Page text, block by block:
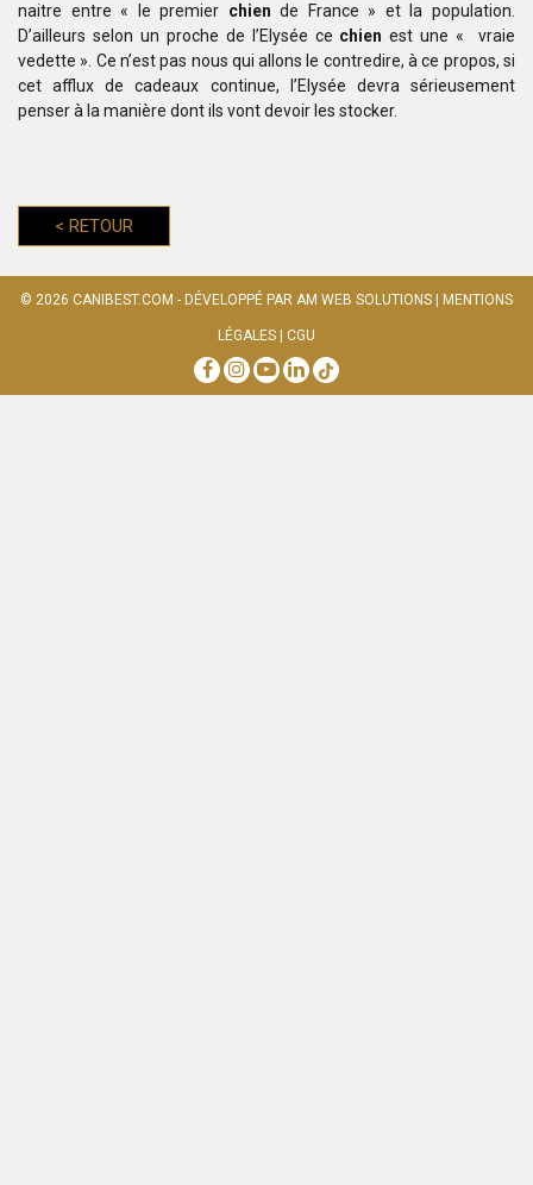
naitre entre « le premier chiende France » et la population.
D’ailleurs selon un proche de l’Elysée ce chienest une « vraie
vedette ». Ce n’estpas nous qui allons le contredire, à ce propos, si
cet afflux de cadeaux continue, l’Elysée devra sérieusement
penser à la manière dont ils vont devoir les stocker.
< RETOUR
© 2026 CANIBEST.COM - DÉVELOPPÉ PAR AM WEB SOLUTIONS MENTIONS
LÉGALES CGU